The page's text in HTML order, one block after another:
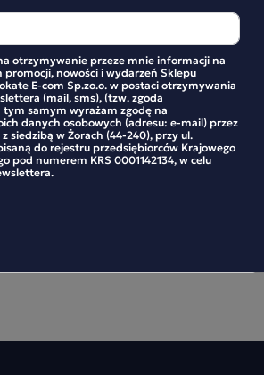
Fusion Cappuccino na zimno Lody
Teraz nie musisz wybierać! Odkryj
– kultowy napój w wersji na zimno,
oraz rozkosznie chłodną
się, jak aromatyczna kawa łączy się
potrzebujesz orzeźwienia w upalny
–FROZENCCINOwywoła szeroki
Fusion
odżywcze
otrzymywanie przeze mnie informacji na
nowości i wydarzeń Sklepu
E-com Sp.zo.o. w postaci otrzymywania
(mail, sms), (tzw. zgoda
samym wyrażam zgodę na
danych osobowych (adresu: e-mail) przez
siedzibą w Żorach (44-240), przy ul.
do rejestru przedsiębiorców Krajowego
pod numerem KRS 0001142134, w celu